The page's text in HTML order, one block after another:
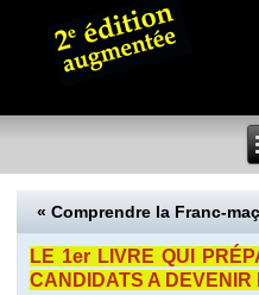
« Comprendre la Franc-
LE 1er LIVRE QUI
CANDIDATS A DEVENIR